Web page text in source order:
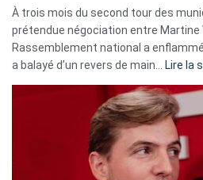
À trois mois du second tour des
prétendue négociation entre Martine
Rassemblement national a
a balayé d’un revers de main… Lire la